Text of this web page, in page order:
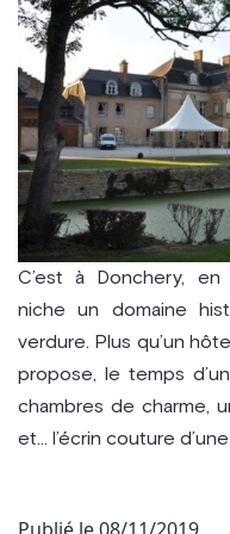
C’est à Donchery, en
niche un domaine
verdure. Plus qu’un
propose, le temps
chambres de charme,
et… l’écrin couture